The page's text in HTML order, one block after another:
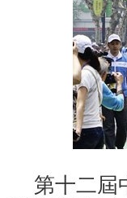
第十二屆